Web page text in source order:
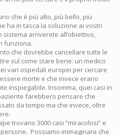
che è più alto, più bello, più
ha in tasca la soluzione ai vostri
sistema arriverete all’obiettivo,
funziona.
che dovrebbe cancellare tutte le
sul come stare bene: un medico
vari ospedali europei per cercare
morte e che invece erano
inspiegabile. Insomma, quei casi in
farebbero pensare che
da tempo ma che invece, oltre
trovano 3000 casi “miracolosi” e
Possiamo immaginare che